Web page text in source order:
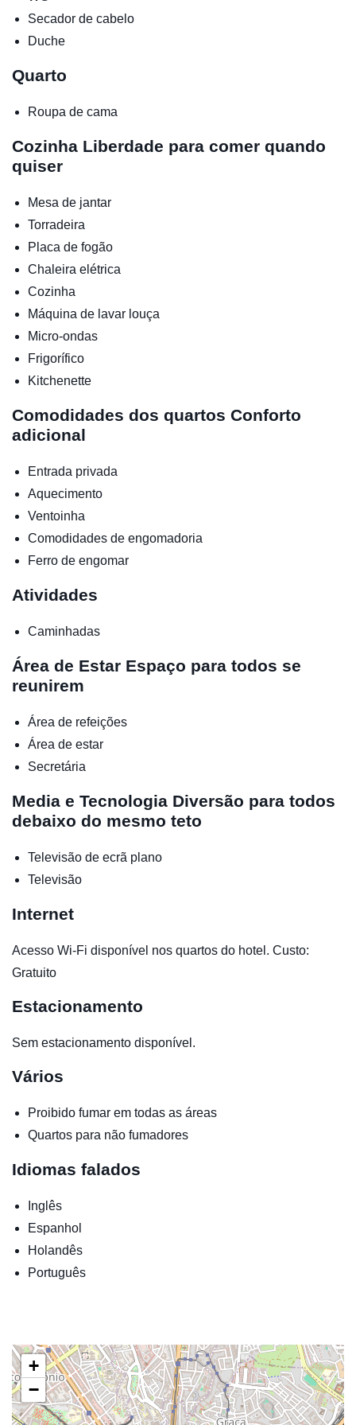
Secador de cabelo
Duche
Quarto
Roupa de cama
Cozinha Liberdade para comer quando
quiser
Mesa de jantar
Torradeira
Placa de fogão
Chaleira elétrica
Cozinha
Máquina de lavar louça
Micro-ondas
Frigorífico
Kitchenette
Comodidades dos quartos Conforto
adicional
Entrada privada
Aquecimento
Ventoinha
Comodidades de engomadoria
Ferro de engomar
Atividades
Caminhadas
Área de Estar Espaço para todos se
reunirem
Área de refeições
Área de estar
Secretária
Media e Tecnologia Diversão para todos
debaixo do mesmo teto
Televisão de ecrã plano
Televisão
Internet
Acesso Wi-Fi disponível nos quartos do hotel. Custo:
Gratuito
Estacionamento
Sem estacionamento disponível.
Vários
Proibido fumar em todas as áreas
Quartos para não fumadores
Idiomas falados
Inglês
Espanhol
Holandês
Português
+
−